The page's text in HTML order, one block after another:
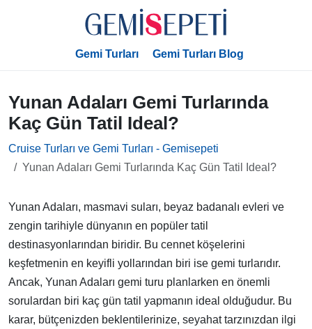
Gemi Turları Gemi Turları Blog
Yunan Adaları Gemi Turlarında
Kaç Gün Tatil Ideal?
Cruise Turları ve Gemi Turları - Gemisepeti
Yunan Adaları Gemi Turlarında Kaç Gün Tatil Ideal?
Yunan Adaları, masmavi suları, beyaz badanalı evleri ve
zengin tarihiyle dünyanın en popüler tatil
destinasyonlarından biridir. Bu cennet köşelerini
keşfetmenin en keyifli yollarından biri ise gemi turlarıdır.
Ancak, Yunan Adaları gemi turu planlarken en önemli
sorulardan biri kaç gün tatil yapmanın ideal olduğudur. Bu
karar, bütçenizden beklentilerinize, seyahat tarzınızdan ilgi